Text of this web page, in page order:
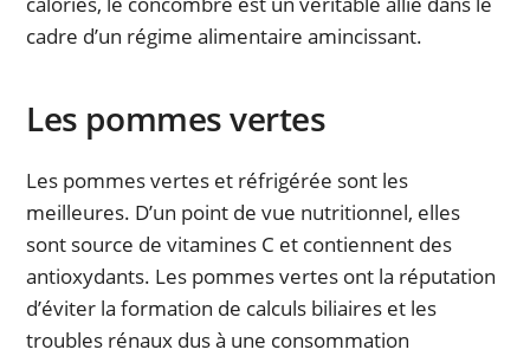
cadre d’un régime alimentaire amincissant.
Les pommes vertes
Les pommes vertes et réfrigérée sont les
meilleures. D’un point de vue nutritionnel, elles
sont source de vitamines C et contiennent des
antioxydants. Les pommes vertes ont la réputation
d’éviter la formation de calculs biliaires et les
troubles rénaux dus à une consommation